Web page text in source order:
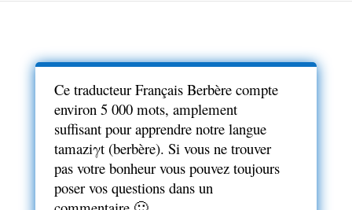
Ce traducteur Français Berbère compte
environ 5 000 mots, amplement
suffisant pour apprendre notre langue
tamaziγt (berbère). Si vous ne trouver
pas votre bonheur vous pouvez toujours
poser vos questions dans un